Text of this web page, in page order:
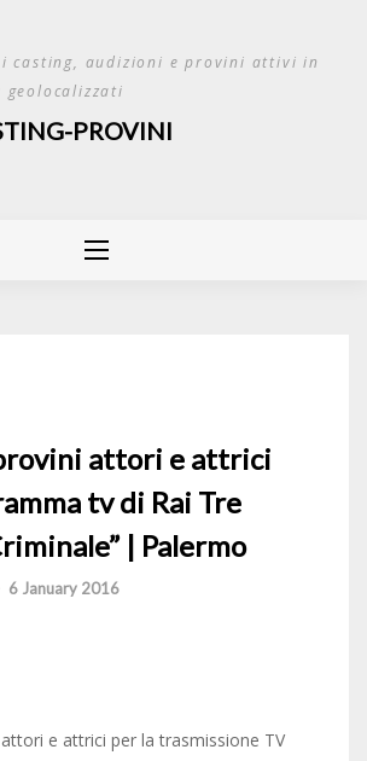
casting, audizioni e provini attivi in
PROVINI
attori e attrici
tv di Rai Tre
| Palermo
6 January 2016
e attrici per la trasmissione TV